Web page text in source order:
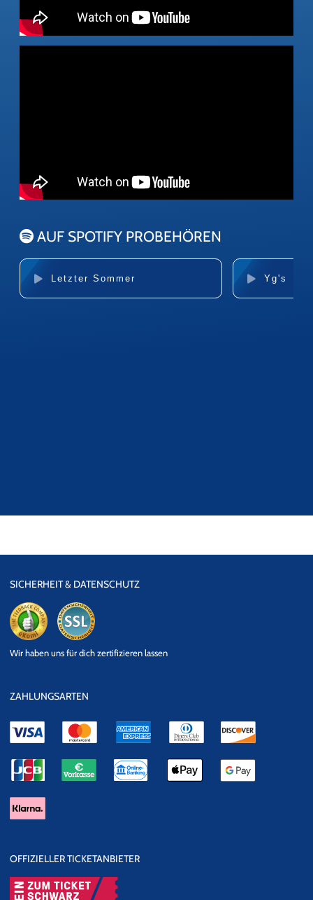
AUF SPOTIFY PROBEHÖREN
Letzter Sommer Yg's
SICHERHEIT & DATENSCHUTZ
Datensicherheit
Wir haben uns für dich zertifizieren lassen
ZAHLUNGSARTEN
OFFIZIELLER TICKETANBIETER